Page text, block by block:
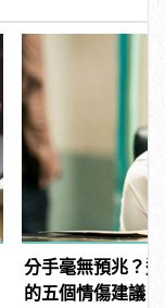
分手毫無預兆？
的五個情傷建議！